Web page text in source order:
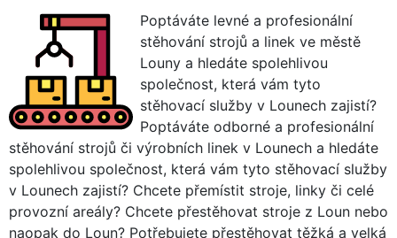
Poptáváte levné a profesionální
stěhování strojů a linek ve městě
Louny a hledáte spolehlivou
společnost, která vám tyto
stěhovací služby v Lounech zajistí?
Poptáváte odborné a profesionální
stěhování strojů či výrobních linek v Lounech a hledáte
spolehlivou společnost, která vám tyto stěhovací služby
v Lounech zajistí? Chcete přemístit stroje, linky či celé
provozní areály? Chcete přestěhovat stroje z Loun nebo
naopak do Loun? Potřebujete přestěhovat těžká a velká